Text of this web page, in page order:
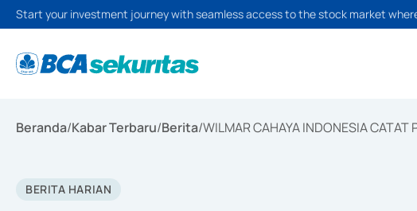
Start your investment journey with seamless access to the stock market
Beranda/Kabar Terbaru/Berita/WILMAR CAHAYA INDONESIA
BERITA HARIAN